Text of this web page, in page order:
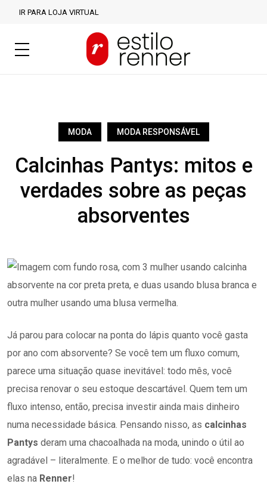
IR PARA LOJA VIRTUAL
MODA MODA RESPONSÁVEL
Calcinhas Pantys: mitos e
verdades sobre as peças
absorventes
Já parou para colocar na ponta do lápis quanto você gasta
por ano com absorvente? Se você tem um fluxo comum,
parece uma situação quase inevitável: todo mês, você
precisa renovar o seu estoque descartável. Quem tem um
fluxo intenso, então, precisa investir ainda mais dinheiro
numa necessidade básica. Pensando nisso, as calcinhas
Pantys deram uma chacoalhada na moda, unindo o útil ao
agradável – literalmente. E o melhor de tudo: você encontra
elas na Renner!